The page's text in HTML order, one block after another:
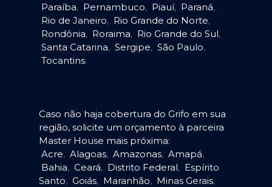
Paraíba, Pernambuco, Piauí, Paraná,
Rio de Janeiro, Rio Grande do Norte,
Rondônia, Roraima, Rio Grande do Sul,
Santa Catarina, Sergipe, São Paulo,
Tocantins.
Caso não haja cobertura do Grifo em sua
região, solicite um orçamento à parceira
Master House mais próxima:
Acre, Alagoas, Amazonas, Amapá,
Bahia, Ceará, Distrito Federal, Espírito
Santo, Goiás, Maranhão, Minas Gerais,